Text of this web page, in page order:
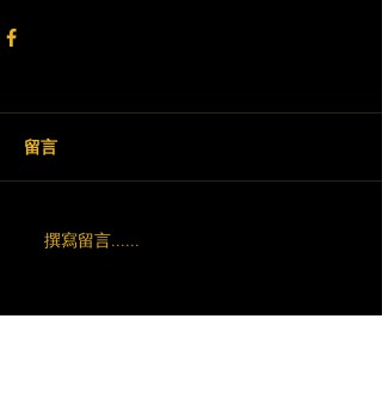
留言
撰寫留言......